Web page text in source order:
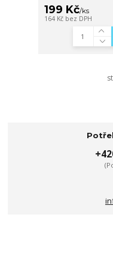
199 Kč/ks
164 Kč bez DPH